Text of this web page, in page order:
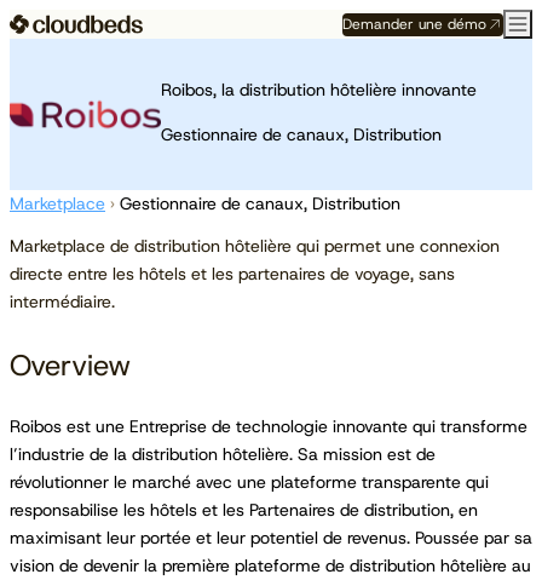
Demander une démo
Roibos, la distribution hôtelière innovante
Gestionnaire de canaux, Distribution
Marketplace › Gestionnaire de canaux, Distribution
Marketplace de distribution hôtelière qui permet une connexion
directe entre les hôtels et les partenaires de voyage, sans
intermédiaire.
Overview
Roibos est une Entreprise de technologie innovante qui transforme
l’industrie de la distribution hôtelière. Sa mission est de
révolutionner le marché avec une plateforme transparente qui
responsabilise les hôtels et les Partenaires de distribution, en
maximisant leur portée et leur potentiel de revenus. Poussée par sa
vision de devenir la première plateforme de distribution hôtelière au